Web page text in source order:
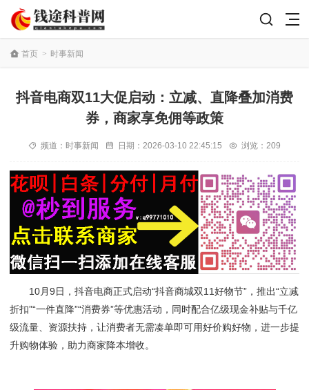
首页 > 时事新闻
抖音电商双11大促启动：立减、直降叠加消费
券，商家享免佣等政策
频道： 时事新闻 日期： 2026-03-10 22:45:15 浏览：209
10月9日，抖音电商正式启动“抖音商城双11好物节”，推出“立减
折扣”“一件直降”“消费券”等优惠活动，同时配合亿级现金补贴与千亿
级流量、资源扶持，让消费者无需凑单即可用好价购好物，进一步提
升购物体验，助力商家降本增收。